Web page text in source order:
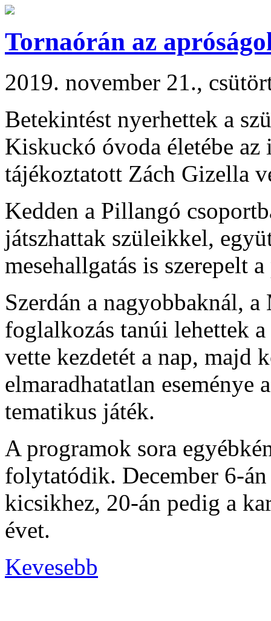
Tornaórán az
2019. november 21.,
Betekintést nyerhettek a
Kiskuckó óvoda életébe
tájékoztatott Zách Gizella
Kedden a Pillangó
játszhattak szüleikkel,
mesehallgatás is szerepelt
Szerdán a nagyobbaknál,
foglalkozás tanúi lehettek
vette kezdetét a nap, majd
elmaradhatatlan eseménye
tematikus játék.
A programok sora
folytatódik. December 6-
kicsikhez, 20-án pedig a
évet.
Kevesebb